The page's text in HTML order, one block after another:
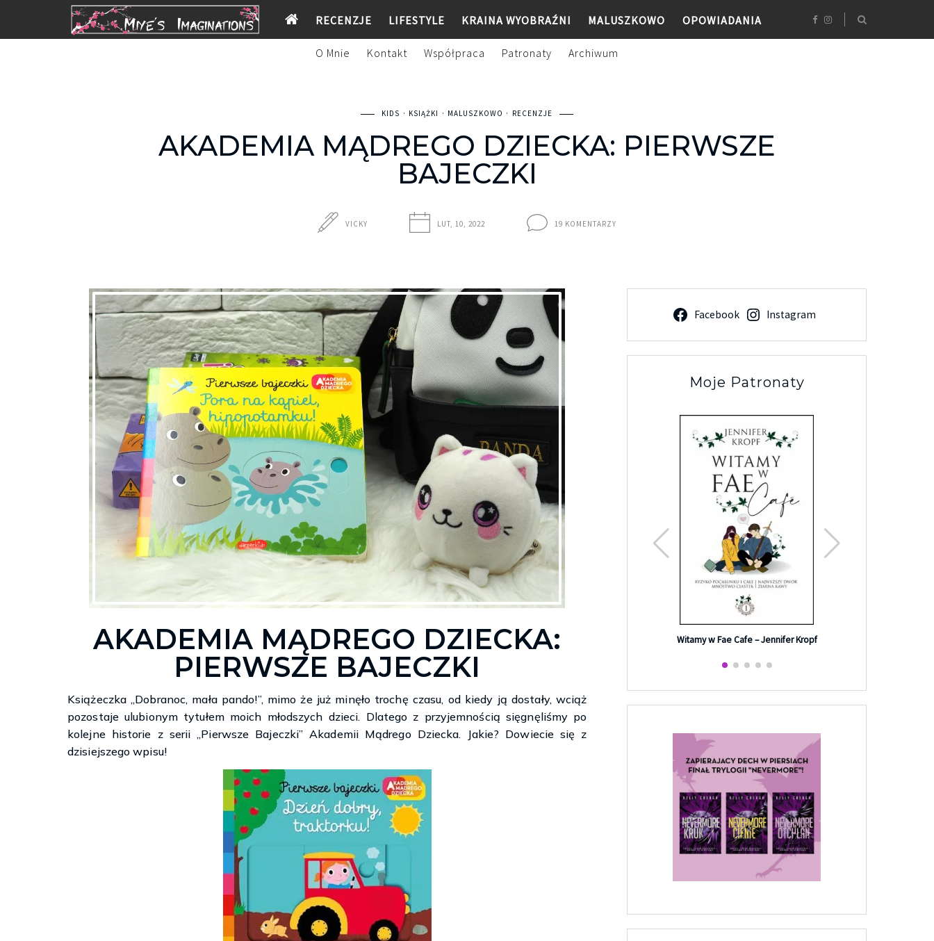
RECENZJE LIFESTYLE KRAINA WYOBRAŹNI MALUSZKOWO OPOWIADANIA
O Mnie Kontakt Współpraca Patronaty Archiwum
KIDS KSIĄŻKI MALUSZKOWO RECENZJE
AKADEMIA MĄDREGO DZIECKA: PIERWSZE
BAJECZKI
VICKY LUT, 10, 2022 19 KOMENTARZY
AKADEMIA MĄDREGO DZIECKA:
PIERWSZE BAJECZKI
Książeczka „Dobranoc, mała pando!”, mimo że już minęło trochę czasu, od kiedy ją dostały, wciąż
pozostaje ulubionym tytułem moich młodszych dzieci. Dlatego z przyjemnością sięgnęliśmy po
kolejne historie z serii „Pierwsze Bajeczki” Akademii Mądrego Dziecka. Jakie? Dowiecie się z
dzisiejszego wpisu!
Facebook Instagram
Moje Patronaty
Księgarnie i kościopył – Travis Baldree
Witamy w Fae Cafe – Jennifer Kropf